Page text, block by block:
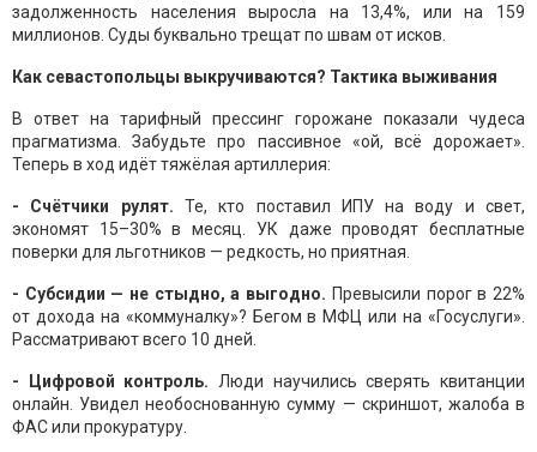
задолженность населения выросла на 13,4%, или на 159
миллионов. Суды буквально трещат по швам от исков.
Как севастопольцы выкручиваются? Тактика выживания
В ответ на тарифный прессинг горожане показали чудеса
прагматизма. Забудьте про пассивное «ой, всё дорожает».
Теперь в ход идёт тяжёлая артиллерия:
- Счётчики рулят. Те, кто поставил ИПУ на воду и свет,
экономят 15–30% в месяц. УК даже проводят бесплатные
поверки для льготников — редкость, но приятная.
- Субсидии — не стыдно, а выгодно. Превысили порог в 22%
от дохода на «коммуналку»? Бегом в МФЦ или на «Госуслуги».
Рассматривают всего 10 дней.
- Цифровой контроль. Люди научились сверять квитанции
онлайн. Увидел необоснованную сумму — скриншот, жалоба в
ФАС или прокуратуру.